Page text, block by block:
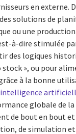
en externe.
solutions de
ou une
à-dire stimulée
des logiques
stock », ou pour
à la bonne
intelligence
globale de la
de bout en bout
de simulation et